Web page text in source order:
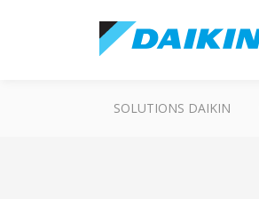
SOLUTIONS DAIKIN